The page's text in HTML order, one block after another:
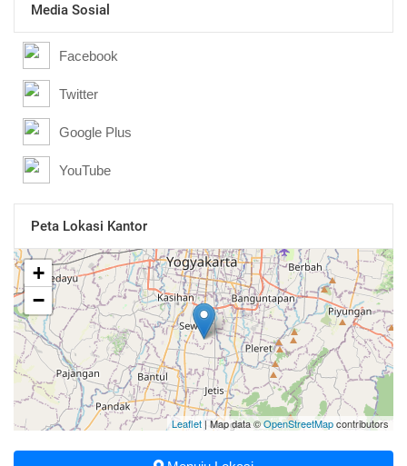
Media Sosial
Facebook
Twitter
Google Plus
YouTube
Peta Lokasi Kantor
+
−
Leaflet| Map data ©OpenStreetMapcontributors